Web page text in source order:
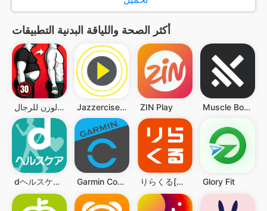
أكثر الصحة واللياقة البدنية التطبيقات
إنقاص الوزن للرجال Jazzercise On Demand ZIN Play Muscle Booster – Plan Workouts
dヘルスケア -歩数でdポイントがたまる健康管理アプリ- Garmin Connect™ りらくる[公式] 全身もみほぐし・足つぼ＆フットケア Glory Fit